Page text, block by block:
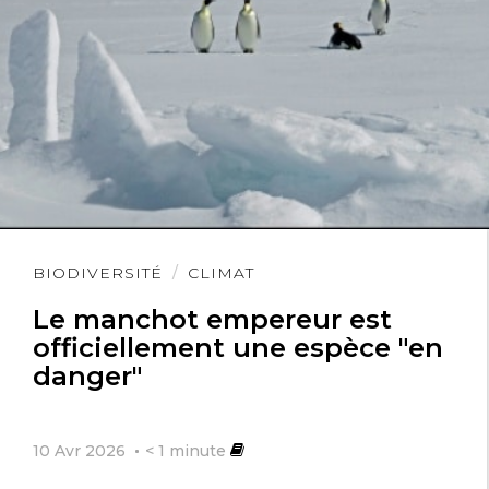
BIODIVERSITÉ CLIMAT
Le manchot empereur est
officiellement une espèce "en
danger"
10 Avr 2026 < 1 minute
Lire